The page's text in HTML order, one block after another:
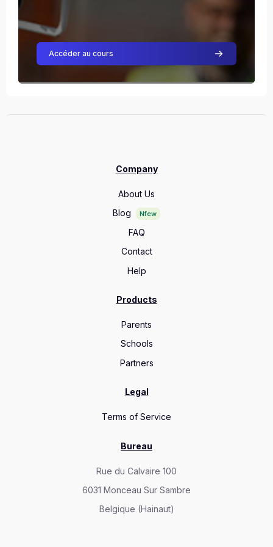
Accéder au cours
Company
About Us
Blog
Nfew
FAQ
Contact
Help
Products
Parents
Schools
Partners
Legal
Terms of Service
Bureau
Rue du Calvaire 100
6031 Monceau Sur Sambre
Belgique (Hainaut)